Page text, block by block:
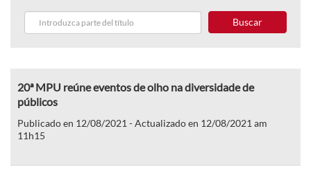
Buscar
20ª MPU reúne eventos de olho na diversidade de
públicos
Publicado en 12/08/2021 - Actualizado en 12/08/2021 am
11h15